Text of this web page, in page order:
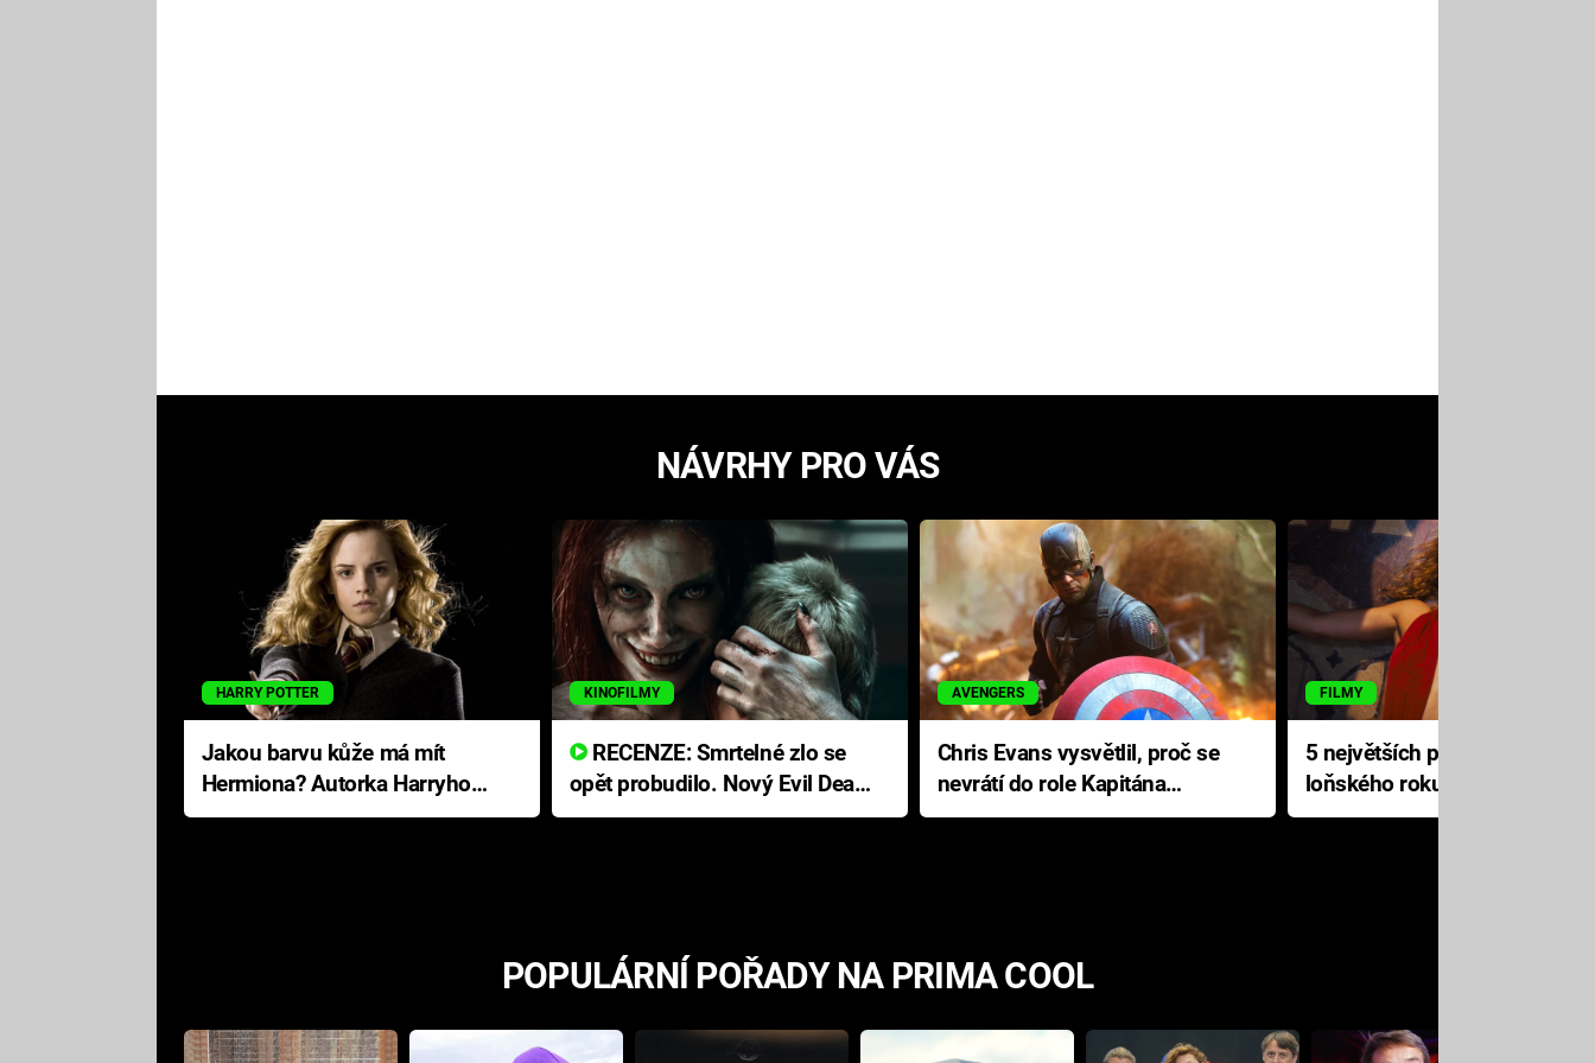
NÁVRHY PRO VÁS
HARRY POTTER
Jakou barvu kůže má mít
Hermiona? Autorka Harryho
Pottera přišla s ráznou
KINOFILMY
RECENZE: Smrtelné zlo se
opět probudilo. Nový Evil Dead
přichází s neodolatelnou
AVENGERS
Chris Evans vysvětlil, proč se
nevrátí do role Kapitána
Ameriky
FILMY
5 největších propadáků
loňského roku: Disney na
jediné katastrofě prodělal 200
POPULÁRNÍ POŘADY NA PRIMA COOL